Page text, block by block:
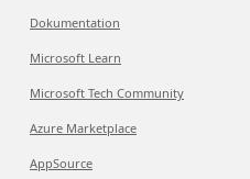
Dokumentation
Microsoft Learn
Microsoft Tech Community
Azure Marketplace
AppSource